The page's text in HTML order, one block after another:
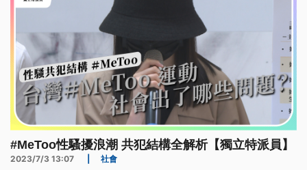
#MeToo性騷擾浪潮 共犯結構全解析【獨立特派員】
2023/7/3 13:07 社會